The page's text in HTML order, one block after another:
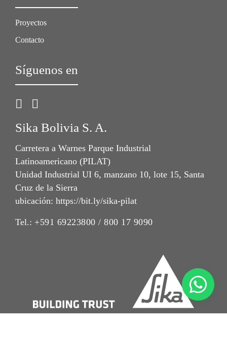
Proyectos
Contacto
Síguenos en
Sika Bolivia S. A.
Carretera a Warnes Parque Industrial
Latinoamericano (PILAT)
Unidad Industrial UI 6, manzano 10, lote 15, Santa
Cruz de la Sierra
ubicación: https://bit.ly/sika-pilat
Tel.: +591 69223800 / 800 17 9090